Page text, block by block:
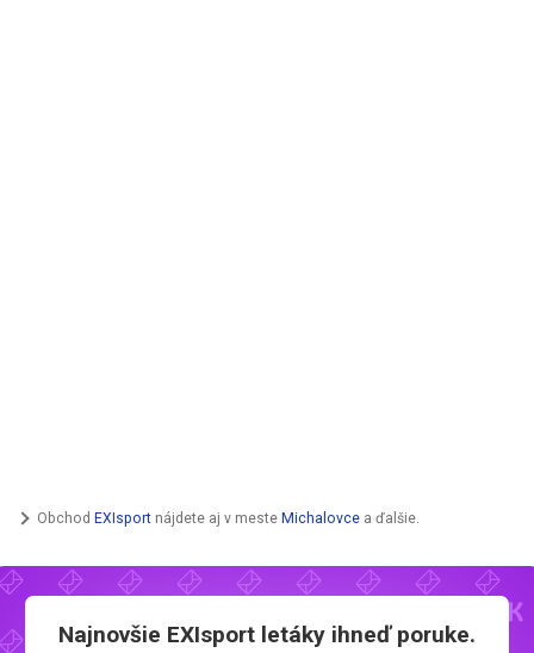
Obchod EXIsport nájdete aj v meste Michalovce a ďalšie.
Najnovšie EXIsport letáky ihneď poruke.